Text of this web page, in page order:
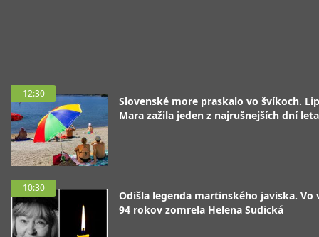
12:30
Slovenské more praskalo vo švíkoch.
Mara zažila jeden z najrušnejších dní leta
10:30
Odišla legenda martinského javiska. Vo
94 rokov zomrela Helena Sudická